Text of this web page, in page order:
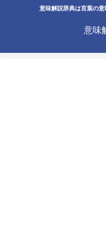
意味解説辞典は言葉の意
意味